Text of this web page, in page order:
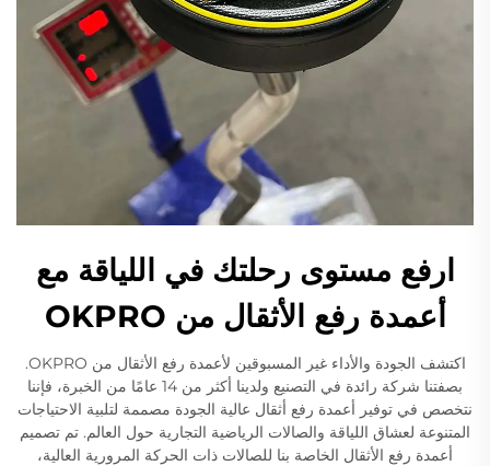
ارفع مستوى رحلتك في اللياقة مع
أعمدة رفع الأثقال من OKPRO
اكتشف الجودة والأداء غير المسبوقين لأعمدة رفع الأثقال من OKPRO.
بصفتنا شركة رائدة في التصنيع ولدينا أكثر من 14 عامًا من الخبرة، فإننا
نتخصص في توفير أعمدة رفع أثقال عالية الجودة مصممة لتلبية الاحتياجات
المتنوعة لعشاق اللياقة والصالات الرياضية التجارية حول العالم. تم تصميم
أعمدة رفع الأثقال الخاصة بنا للصالات ذات الحركة المرورية العالية،